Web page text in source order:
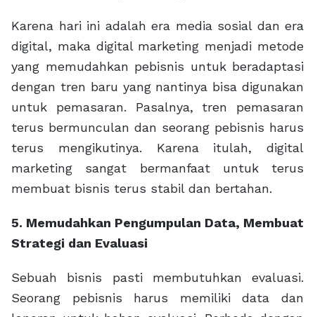
Karena hari ini adalah era media sosial dan era
digital, maka digital marketing menjadi metode
yang memudahkan pebisnis untuk beradaptasi
dengan tren baru yang nantinya bisa digunakan
untuk pemasaran. Pasalnya, tren pemasaran
terus bermunculan dan seorang pebisnis harus
terus mengikutinya. Karena itulah, digital
marketing sangat bermanfaat untuk terus
membuat bisnis terus stabil dan bertahan.
5. Memudahkan Pengumpulan Data, Membuat
Strategi dan Evaluasi
Sebuah bisnis pasti membutuhkan evaluasi.
Seorang pebisnis harus memiliki data dan